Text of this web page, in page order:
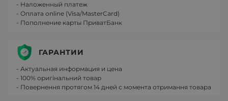
- Наложенный платеж
- Оплата online (Visa/MasterCard)
- Пополнение карты ПриватБанк
ГАРАНТИИ
- Актуальная информация и цена
- 100% оригінальний товар
- Повернення протягом 14 дней с момента отримання товара